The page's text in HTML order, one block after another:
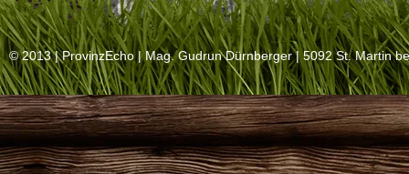
© 2013 |ProvinzEcho | Mag. Gudrun Dürnberger | 5092 St. Martin